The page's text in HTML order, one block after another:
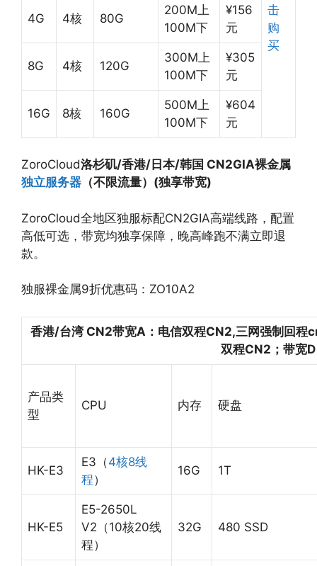
击
购
买
4G 4核 80G
200M上
100M下
¥156
元
8G 4核 120G
300M上
100M下
¥305
元
16G 8核 160G
500M上
100M下
¥604
元
ZoroCloud洛杉矶/香港/日本/韩国 CN2GIA裸金属
独立服务器 （不限流量）(独享带宽)
ZoroCloud全地区独服标配CN2GIA高端线路，配置
高低可选，带宽均独享保障，晚高峰跑不满立即退
款。
独服裸金属9折优惠码：ZO10A2
香港/台湾 CN2带宽A：电信双程CN2,三网强制回程
双程CN2；带宽
产品类
型
CPU 内存 硬盘
HK-E3
E3（4核8线
程）
16G 1T
HK-E5
E5-2650L
V2（10核20线
程）
32G 480 SSD